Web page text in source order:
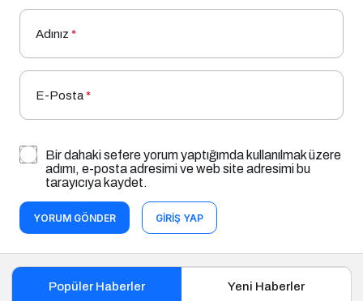
Adınız *
E-Posta*
Bir dahaki sefere yorum yaptığımda kullanılmak üzere
adımı, e-posta adresimi ve web site adresimi bu
tarayıcıya kaydet.
YORUM GÖNDER GIRIŞ YAP
Popüler Haberler Yeni Haberler